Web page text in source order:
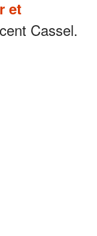
et
Cassel.